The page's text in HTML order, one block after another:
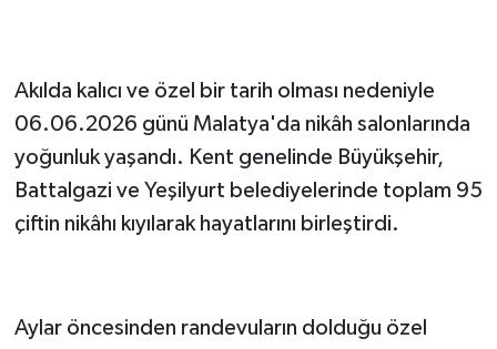
Akılda kalıcı ve özel bir tarih olması nedeniyle
06.06.2026 günü Malatya'da nikâh salonlarında
yoğunluk yaşandı. Kent genelinde Büyükşehir,
Battalgazi ve Yeşilyurt belediyelerinde toplam 95
çiftin nikâhı kıyılarak hayatlarını birleştirdi.
Aylar öncesinden randevuların dolduğu özel